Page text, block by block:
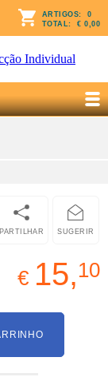
ARTIGOS: 0
TOTAL: € 0,00
SUGERIR
PARTILHAR
€ 15,10